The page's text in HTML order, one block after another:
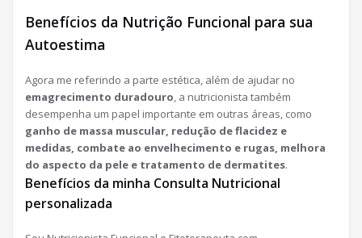
Benefícios da Nutrição Funcional para sua
Autoestima
Agora me referindo a parte estética, além de ajudar no
emagrecimento duradouro, a nutricionista também
desempenha um papel importante em outras áreas, como
ganho de massa muscular, redução de flacidez e
medidas, combate ao envelhecimento e rugas, melhora
do aspecto da pele e tratamento de dermatites.
Benefícios da minha Consulta Nutricional
personalizada